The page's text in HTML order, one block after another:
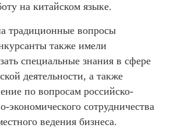
на китайском языке.
традиционные вопросы
также имели
специальные знания в сфере
деятельности, а также
по вопросам российско-
экономического сотрудничества
ведения бизнеса.